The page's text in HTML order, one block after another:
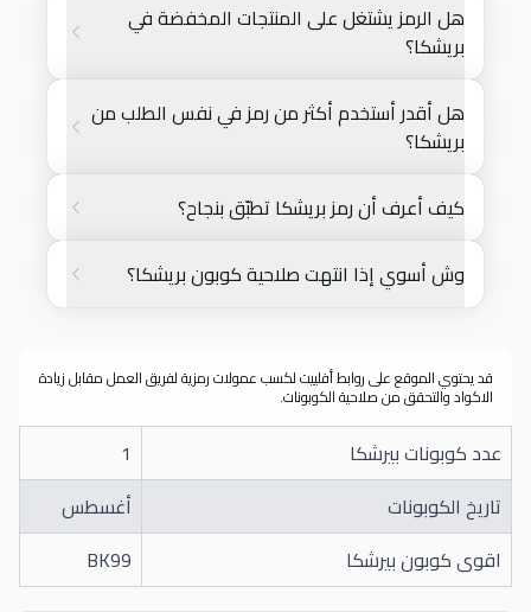
هل الرمز يشتغل على المنتجات المخفضة في
بريشكا؟
هل أقدر أستخدم أكثر من رمز في نفس الطلب من
بريشكا؟
كيف أعرف أن رمز بريشكا تطبّق بنجاح؟
وش أسوي إذا انتهت صلاحية كوبون بريشكا؟
قد يحتوي الموقع على روابط أفلييت لكسب عمولات رمزية لفريق العمل مقابل زيادة
الاكواد والتحقق من صلاحية الكوبونات.
عدد كوبونات بيرشكا
1
تاريخ الكوبونات
أغسطس
اقوى كوبون بيرشكا
BK99